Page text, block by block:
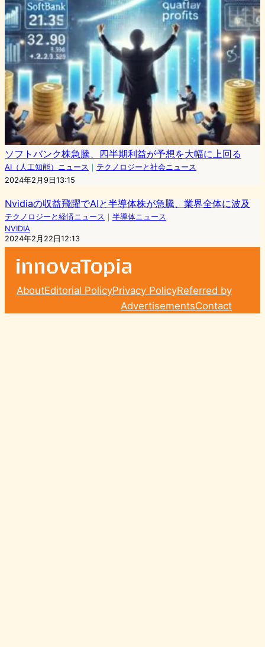
ソフトバンク株急騰、四半期利益が予想を大幅に上回る
AI（人工知能）ニュース ｜ テクノロジーと社会ニュース
2024年2月9日13:15
Nvidiaの収益飛躍でAIと半導体株が急騰、業界全体に波及
テクノロジーと経済ニュース ｜ 半導体ニュース
NVIDIA
2024年2月22日12:13
AboutEditorial PolicyPrivacy PolicyReferred by
AdvertisementsContact